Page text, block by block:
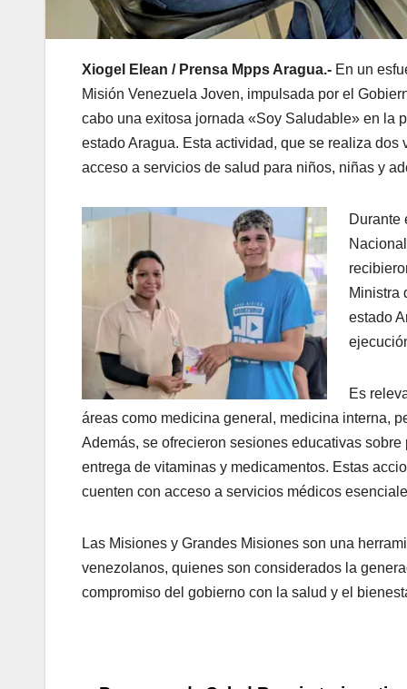
Xiogel Elean / Prensa Mpps Aragua.- En un
Misión Venezuela Joven, impulsada por el
cabo una exitosa jornada «Soy Saludable» en la
estado Aragua. Esta actividad, que se realiza dos
acceso a servicios de salud para niños, niñas y
Durante
Ministra
estado
Es
áreas como medicina general, medicina interna,
Además, se ofrecieron sesiones educativas
entrega de vitaminas y medicamentos. Estas
cuenten con acceso a servicios médicos
Las Misiones y Grandes Misiones son una
venezolanos, quienes son considerados la
compromiso del gobierno con la salud y el